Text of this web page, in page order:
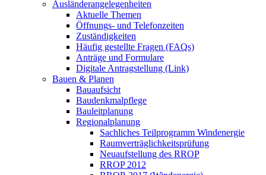
Ausländerangelegenheiten
Aktuelle Themen
Öffnungs- und Telefonzeiten
Zuständigkeiten
Häufig gestellte Fragen (FAQs)
Anträge und Formulare
Digitale Antragstellung (Link)
Bauen & Planen
Bauaufsicht
Baudenkmalpflege
Bauleitplanung
Regionalplanung
Sachliches Teilprogramm Windenergie
Raumverträglichkeitsprüfung
Neuaufstellung des RROP
RROP 2012